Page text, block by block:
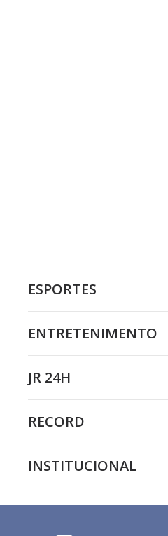
ESPORTES
ENTRETENIMENTO
JR 24H
RECORD
INSTITUCIONAL